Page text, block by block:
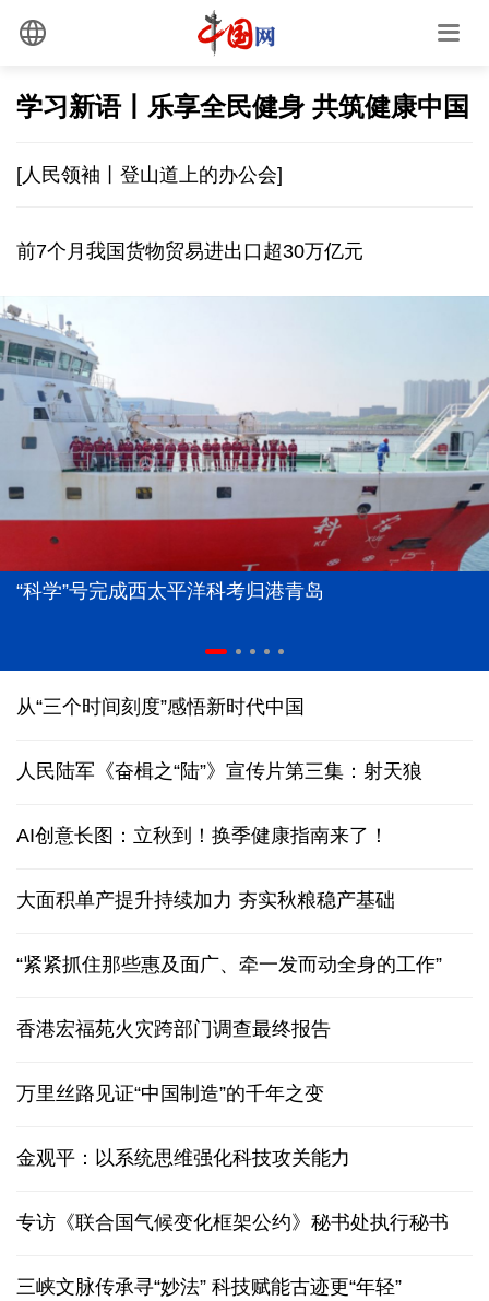
学习新语丨乐享全民健身 共筑健康中国
[人民领袖丨登山道上的办公会]
前7个月我国货物贸易进出口超30万亿元
“科学”号完成西太平洋科考归港青岛
从“三个时间刻度”感悟新时代中国
人民陆军《奋楫之“陆”》宣传片第三集：射天狼
AI创意长图：立秋到！换季健康指南来了！
大面积单产提升持续加力 夯实秋粮稳产基础
“紧紧抓住那些惠及面广、牵一发而动全身的工作”
香港宏福苑火灾跨部门调查最终报告
万里丝路见证“中国制造”的千年之变
金观平：以系统思维强化科技攻关能力
专访《联合国气候变化框架公约》秘书处执行秘书
三峡文脉传承寻“妙法” 科技赋能古迹更“年轻”